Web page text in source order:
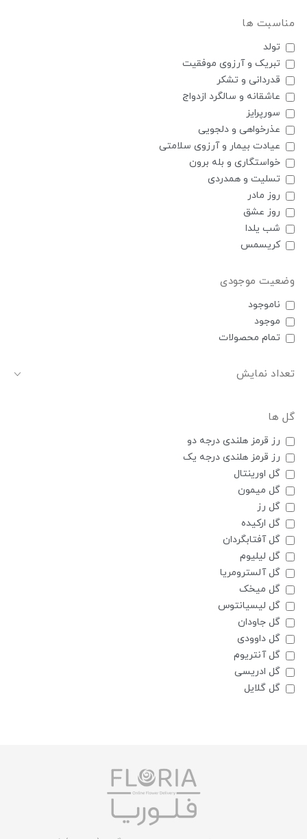
مناسبت ها
تولد
تبریک و آرزوی موفقیت
قدردانی و تشکر
عاشقانه و سالگرد ازدواج
سورپرایز
عذرخواهی و دلجویی
عیادت بیمار و آرزوی سلامتی
خواستگاری و بله برون
تسلیت و همدردی
روز مادر
روز عشق
شب یلدا
کریسمس
وضعیت موجودی
ناموجود
موجود
تمام محصولات
تعداد نمایش
گل ها
رز قرمز هلندی درجه دو
رز قرمز هلندی درجه یک
گل اورینتال
گل میمون
گل رز
گل ارکیده
گل آفتابگردان
گل لیلیوم
گل آلسترومریا
گل میخک
گل لیسیانتوس
گل جاودان
گل داوودی
گل آنتریوم
گل ادریسی
گل گلایل